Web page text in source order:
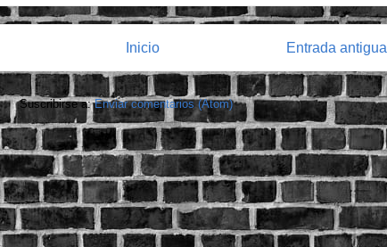
Entrada antigua
Inicio
Suscribirse a:Enviar comentarios (Atom)